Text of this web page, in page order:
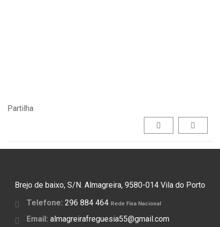
Partilha
Brejo de baixo, S/N. Almagreira, 9580-014 Vila do Porto
Telefone: 296 884 464 Rede Fixa Nacional
Email: almagreirafreguesia55@gmail.com